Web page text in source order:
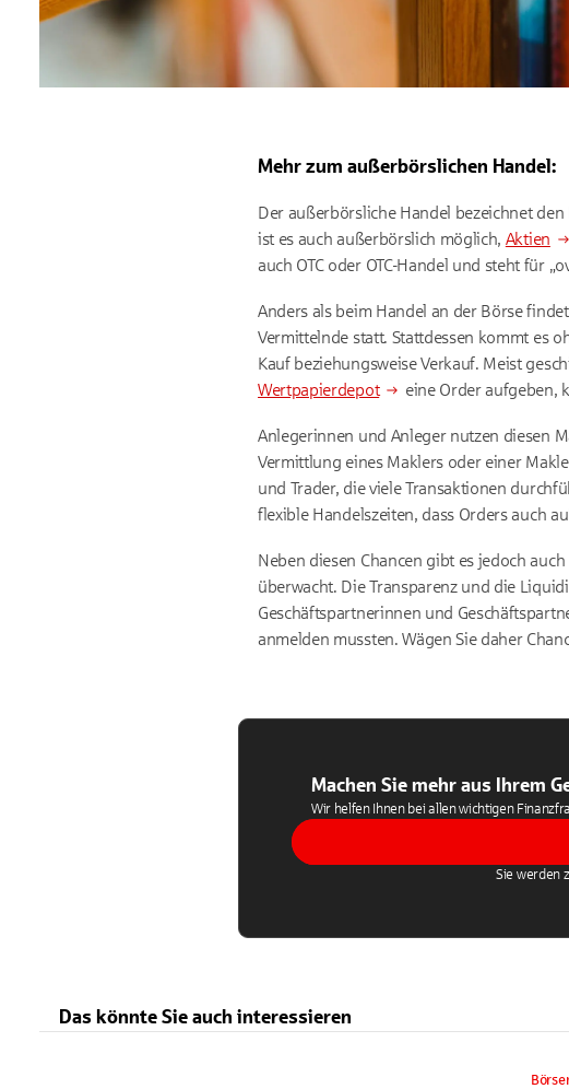
Mehr zum außerbörslichen Handel:
Der außerbörsliche Handel bezeichnet
ist es auch außerbörslich möglich, Aktien
auch OTC oder OTC-Handel und steht für
Anders als beim Handel an der Börse
Vermittelnde statt. Stattdessen kommt es
Kauf beziehungsweise Verkauf. Meist
Wertpapierdepot
eine Order aufgeben,
Anlegerinnen und Anleger nutzen diesen
Vermittlung eines Maklers oder einer
und Trader, die viele Transaktionen
flexible Handelszeiten, dass Orders auch
Neben diesen Chancen gibt es jedoch
überwacht. Die Transparenz und die
Geschäftspartnerinnen und
anmelden mussten. Wägen Sie daher
Machen Sie mehr aus Ihrem
Wir helfen Ihnen bei allen wichtigen
Sie werden
Das könnte Sie auch interessieren